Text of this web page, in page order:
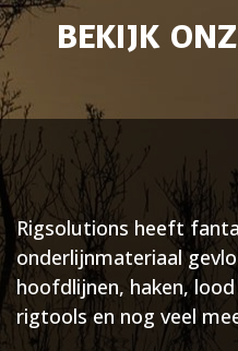
BEKIJK
Rigsolutions heeft
onderlijnmateriaal
hoofdlijnen, haken,
rigtools en nog veel